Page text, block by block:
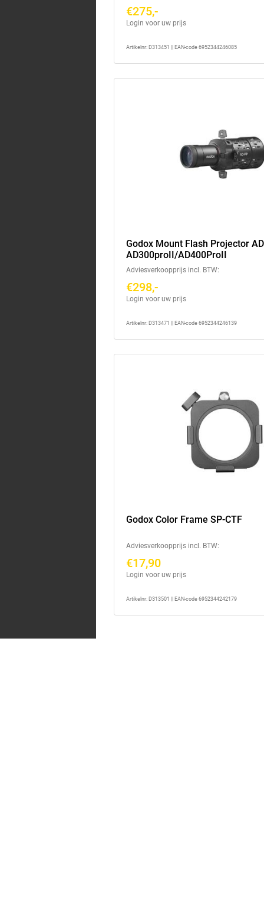
€275,-
Login voor uw prijs
Artikelnr: D313451 || EAN-code 6952344246085
Godox Mount Flash Projector
AD300proII/AD400ProII
Adviesverkoopprijs incl. BTW:
€298,-
Login voor uw prijs
Artikelnr: D313471 || EAN-code 6952344246139
Godox Color Frame SP-CTF
Adviesverkoopprijs incl. BTW:
€17,90
Login voor uw prijs
Artikelnr: D313501 || EAN-code 6952344242179